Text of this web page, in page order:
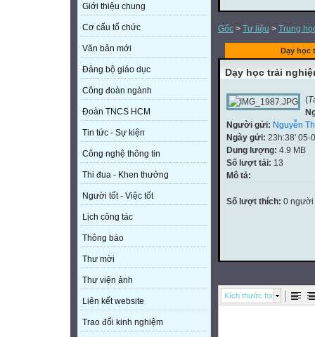
Giới thiệu chung
Cơ cấu tổ chức
Văn bản mới
Đảng bộ giáo dục
Công đoàn ngành
Đoàn TNCS HCM
Tin tức - Sự kiện
Công nghệ thông tin
Thi đua - Khen thưởng
Người tốt - Việc tốt
Lịch công tác
Thông báo
Thư mời
Thư viện ảnh
Liên kết website
Trao đổi kinh nghiệm
Gốc > Tư liệu > Trung
Dạy học
Dạy học trải
(
Người gửi: Nguyễn
Ngày gửi: 23h:38' 05-
Dung lượng: 4.9 MB
Số lượt tải: 13
Mô tả:
Số lượt thích: 0 người
Kích thước font